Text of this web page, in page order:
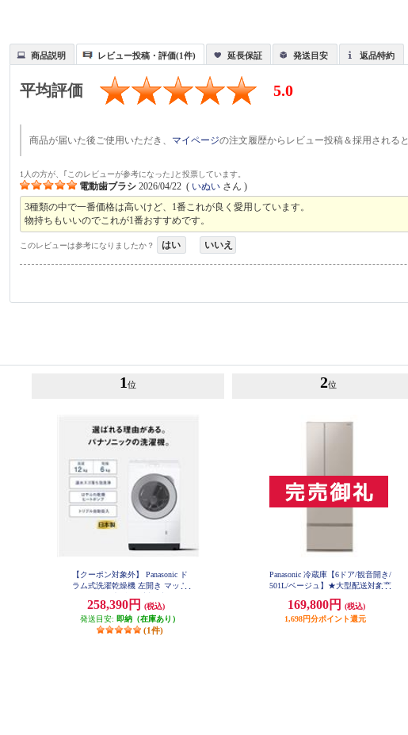
商品説明 レビュー投稿・評価(1件) 延長保証 発送目安 返品特約
平均評価 5.0
商品が届いた後ご使用いただき、 マイページの注文履歴からレビュー投稿＆採用されると
1人の方が、｢このレビューが参考になった｣と投票しています。
電動歯ブラシ 2026/04/22 ( いぬい さん )
3種類の中で一番価格は高いけど、1番これが良く愛用しています。
物持ちもいいのでこれが1番おすすめです。
このレビューは参考になりましたか？ はい いいえ
1 位
【クーポン対象外】 Panasonic ド
ラム式洗濯乾燥機 左開き マット
LX127EL-W
258,390円
(税込)
発送目安: 即納（在庫あり）
(1件)
2位
Panasonic 冷蔵庫【6ドア/観音開き/
501L/ベージュ】★大型配送対象商
169,800円
(税込)
1,698円分ポイント還元